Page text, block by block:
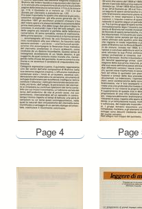
Page 4 Page